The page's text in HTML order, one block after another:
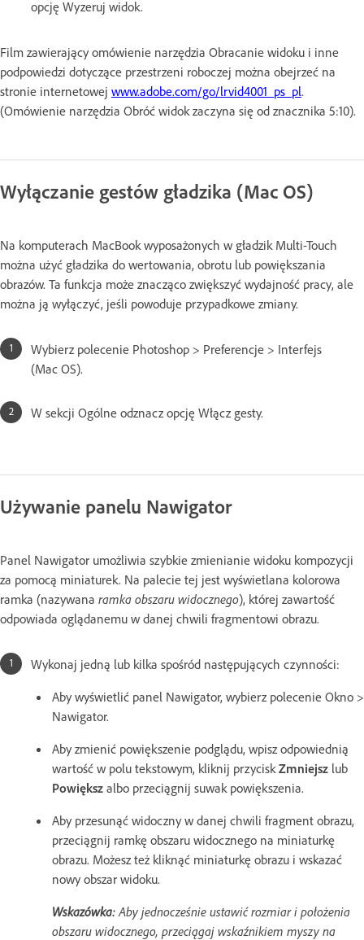
opcję Wyzeruj widok.
Film zawierający omówienie narzędzia Obracanie widoku i inne
podpowiedzi dotyczące przestrzeni roboczej można obejrzeć na
stronie internetowej www.adobe.com/go/lrvid4001_ps_pl.
(Omówienie narzędzia Obróć widok zaczyna się od znacznika 5:10).
Wyłączanie gestów gładzika (Mac OS)
Na komputerach MacBook wyposażonych w gładzik Multi-Touch
można użyć gładzika do wertowania, obrotu lub powiększania
obrazów. Ta funkcja może znacząco zwiększyć wydajność pracy, ale
można ją wyłączyć, jeśli powoduje przypadkowe zmiany.
Wybierz polecenie Photoshop > Preferencje > Interfejs
(Mac OS).
W sekcji Ogólne odznacz opcję Włącz gesty.
Używanie panelu Nawigator
Panel Nawigator umożliwia szybkie zmienianie widoku kompozycji
za pomocą miniaturek. Na palecie tej jest wyświetlana kolorowa
ramka (nazywana ramka obszaru widocznego), której zawartość
odpowiada oglądanemu w danej chwili fragmentowi obrazu.
Wykonaj jedną lub kilka spośród następujących czynności:
Aby wyświetlić panel Nawigator, wybierz polecenie Okno >
Nawigator.
Aby zmienić powiększenie podglądu, wpisz odpowiednią
wartość w polu tekstowym, kliknij przycisk Zmniejsz lub
Powiększ albo przeciągnij suwak powiększenia.
Aby przesunąć widoczny w danej chwili fragment obrazu,
przeciągnij ramkę obszaru widocznego na miniaturkę
obrazu. Możesz też kliknąć miniaturkę obrazu i wskazać
nowy obszar widoku.
Wskazówka: Aby jednocześnie ustawić rozmiar i położenia
obszaru widocznego, przeciągaj wskaźnikiem myszy na